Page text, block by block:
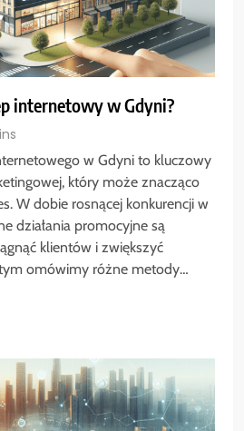
internetowy w Gdyni?
w Gdyni to kluczowy
który może znacząco
W dobie rosnącej konkurencji w
działania promocyjne są
klientów i zwiększyć
omówimy różne metody…